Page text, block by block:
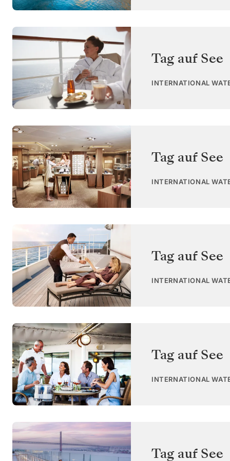
Tag auf See
INTERNATIONAL
Tag auf See
INTERNATIONAL
Tag auf See
INTERNATIONAL
Tag auf See
INTERNATIONAL
Tag auf See